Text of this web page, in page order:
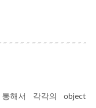
통해서 각각의 object